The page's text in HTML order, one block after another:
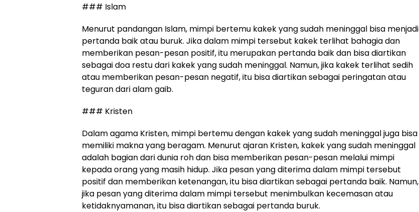
### Islam
Menurut pandangan Islam, mimpi bertemu kakek yang sudah meninggal bisa menjadi
pertanda baik atau buruk. Jika dalam mimpi tersebut kakek terlihat bahagia dan
memberikan pesan-pesan positif, itu merupakan pertanda baik dan bisa diartikan
sebagai doa restu dari kakek yang sudah meninggal. Namun, jika kakek terlihat sedih
atau memberikan pesan-pesan negatif, itu bisa diartikan sebagai peringatan atau
teguran dari alam gaib.
### Kristen
Dalam agama Kristen, mimpi bertemu dengan kakek yang sudah meninggal juga bisa
memiliki makna yang beragam. Menurut ajaran Kristen, kakek yang sudah meninggal
adalah bagian dari dunia roh dan bisa memberikan pesan-pesan melalui mimpi
kepada orang yang masih hidup. Jika pesan yang diterima dalam mimpi tersebut
positif dan memberikan ketenangan, itu bisa diartikan sebagai pertanda baik. Namun,
jika pesan yang diterima dalam mimpi tersebut menimbulkan kecemasan atau
ketidaknyamanan, itu bisa diartikan sebagai pertanda buruk.